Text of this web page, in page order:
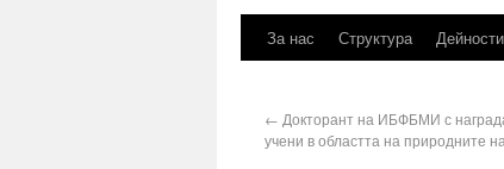
За нас Структура Дейности
← Докторант на ИБФБМИ с
учени в областта на природните